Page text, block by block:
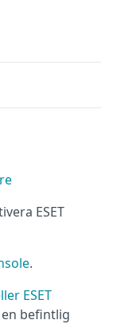
ESET
.
ESET
befintlig